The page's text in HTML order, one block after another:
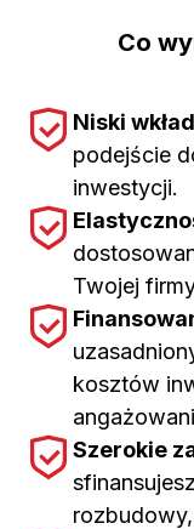
Co
Niski
podejście
inwestycji.
Twojej
kosztów
Szerokie